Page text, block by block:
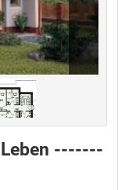
-------